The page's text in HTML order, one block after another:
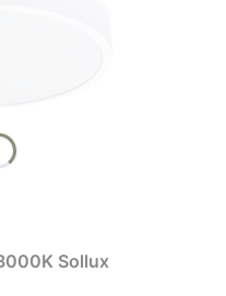
Sollux